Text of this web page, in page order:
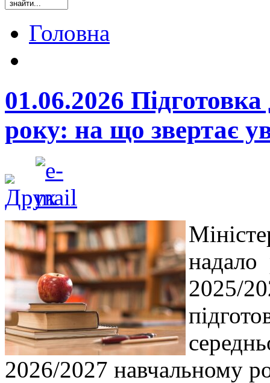
Головна
01.06.2026
року: на що звертає
надало
2025/
2026/2027 навчальному